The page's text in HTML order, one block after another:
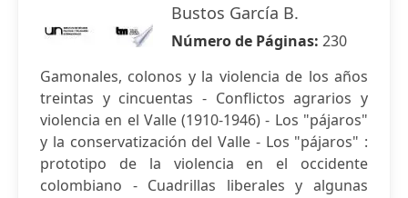
Bustos García B.
Número de Páginas: 230
Gamonales, colonos y la violencia de los años
treintas y cincuentas - Conflictos agrarios y
violencia en el Valle (1910-1946) - Los "pájaros"
y la conservatización del Valle - Los "pájaros" :
prototipo de la violencia en el occidente
colombiano - Cuadrillas liberales y algunas